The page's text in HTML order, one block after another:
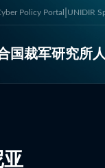
Policy Portal UNIDIR
国裁军研究所
亚